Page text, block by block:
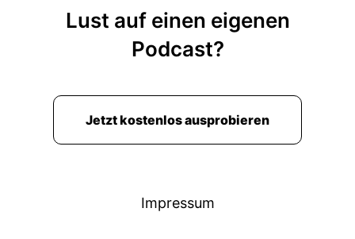
Lust auf einen eigenen
Podcast?
Jetzt kostenlos ausprobieren
Impressum